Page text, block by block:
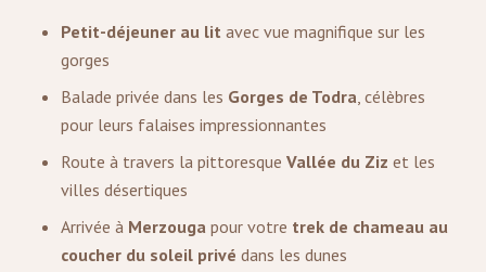
Petit-déjeuner au lit avec vue magnifique sur les
gorges
Balade privée dans les Gorges de Todra, célèbres
pour leurs falaises impressionnantes
Route à travers la pittoresque Vallée du Ziz et les
villes désertiques
Arrivée à Merzouga pour votre trek de chameau au
coucher du soleil privé dans les dunes